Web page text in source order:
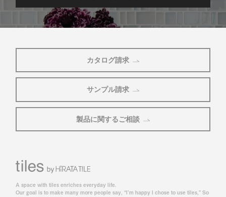
カタログ請求
サンプル請求
製品に関するご相談
A space with tiles enriches everyday life.
Our goal is to make many more people say, “I’m happy I chose to use tiles,” So